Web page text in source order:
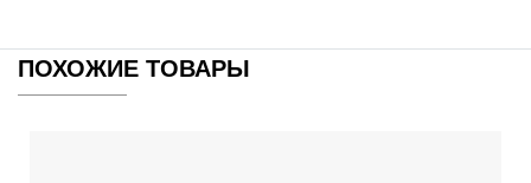
ПОХОЖИЕ ТОВАРЫ